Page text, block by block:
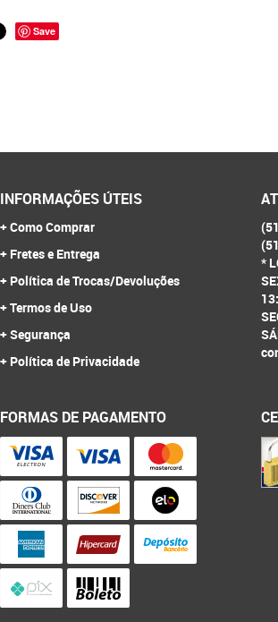
Save
INFORMAÇÕES ÚTEIS
Como Comprar
Fretes e Entrega
Política de Trocas/Devoluções
Termos de Uso
Segurança
Política de Privacidade
*
FORMAS DE PAGAMENTO